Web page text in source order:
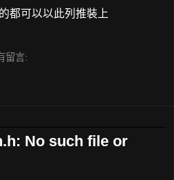
都可以以此列推裝上
留言:
No such file or